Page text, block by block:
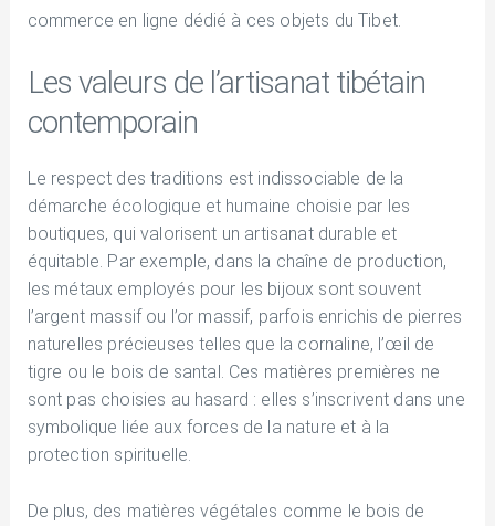
commerce en ligne dédié à ces objets du Tibet.
Les valeurs de l’artisanat tibétain
contemporain
Le respect des traditions est indissociable de la
démarche écologique et humaine choisie par les
boutiques, qui valorisent un artisanat durable et
équitable. Par exemple, dans la chaîne de production,
les métaux employés pour les bijoux sont souvent
l’argent massif ou l’or massif, parfois enrichis de pierres
naturelles précieuses telles que la cornaline, l’œil de
tigre ou le bois de santal. Ces matières premières ne
sont pas choisies au hasard : elles s’inscrivent dans une
symbolique liée aux forces de la nature et à la
protection spirituelle.
De plus, des matières végétales comme le bois de